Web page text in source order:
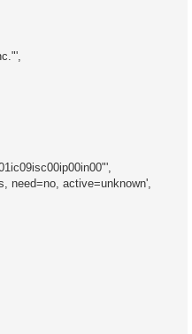
need=no, active=unknown',